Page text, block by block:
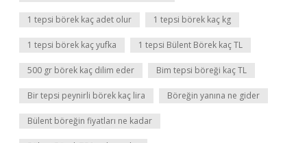
1 tepsi börek kaç adet olur 1 tepsi börek kaç kg
1 tepsi börek kaç yufka 1 tepsi Bülent Börek kaç TL
500 gr börek kaç dilim eder Bim tepsi böreği kaç TL
Bir tepsi peynirli börek kaç lira Böreğin yanına ne gider
Bülent böreğin fiyatları ne kadar